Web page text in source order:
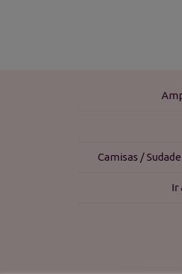
Camisas /
Ir